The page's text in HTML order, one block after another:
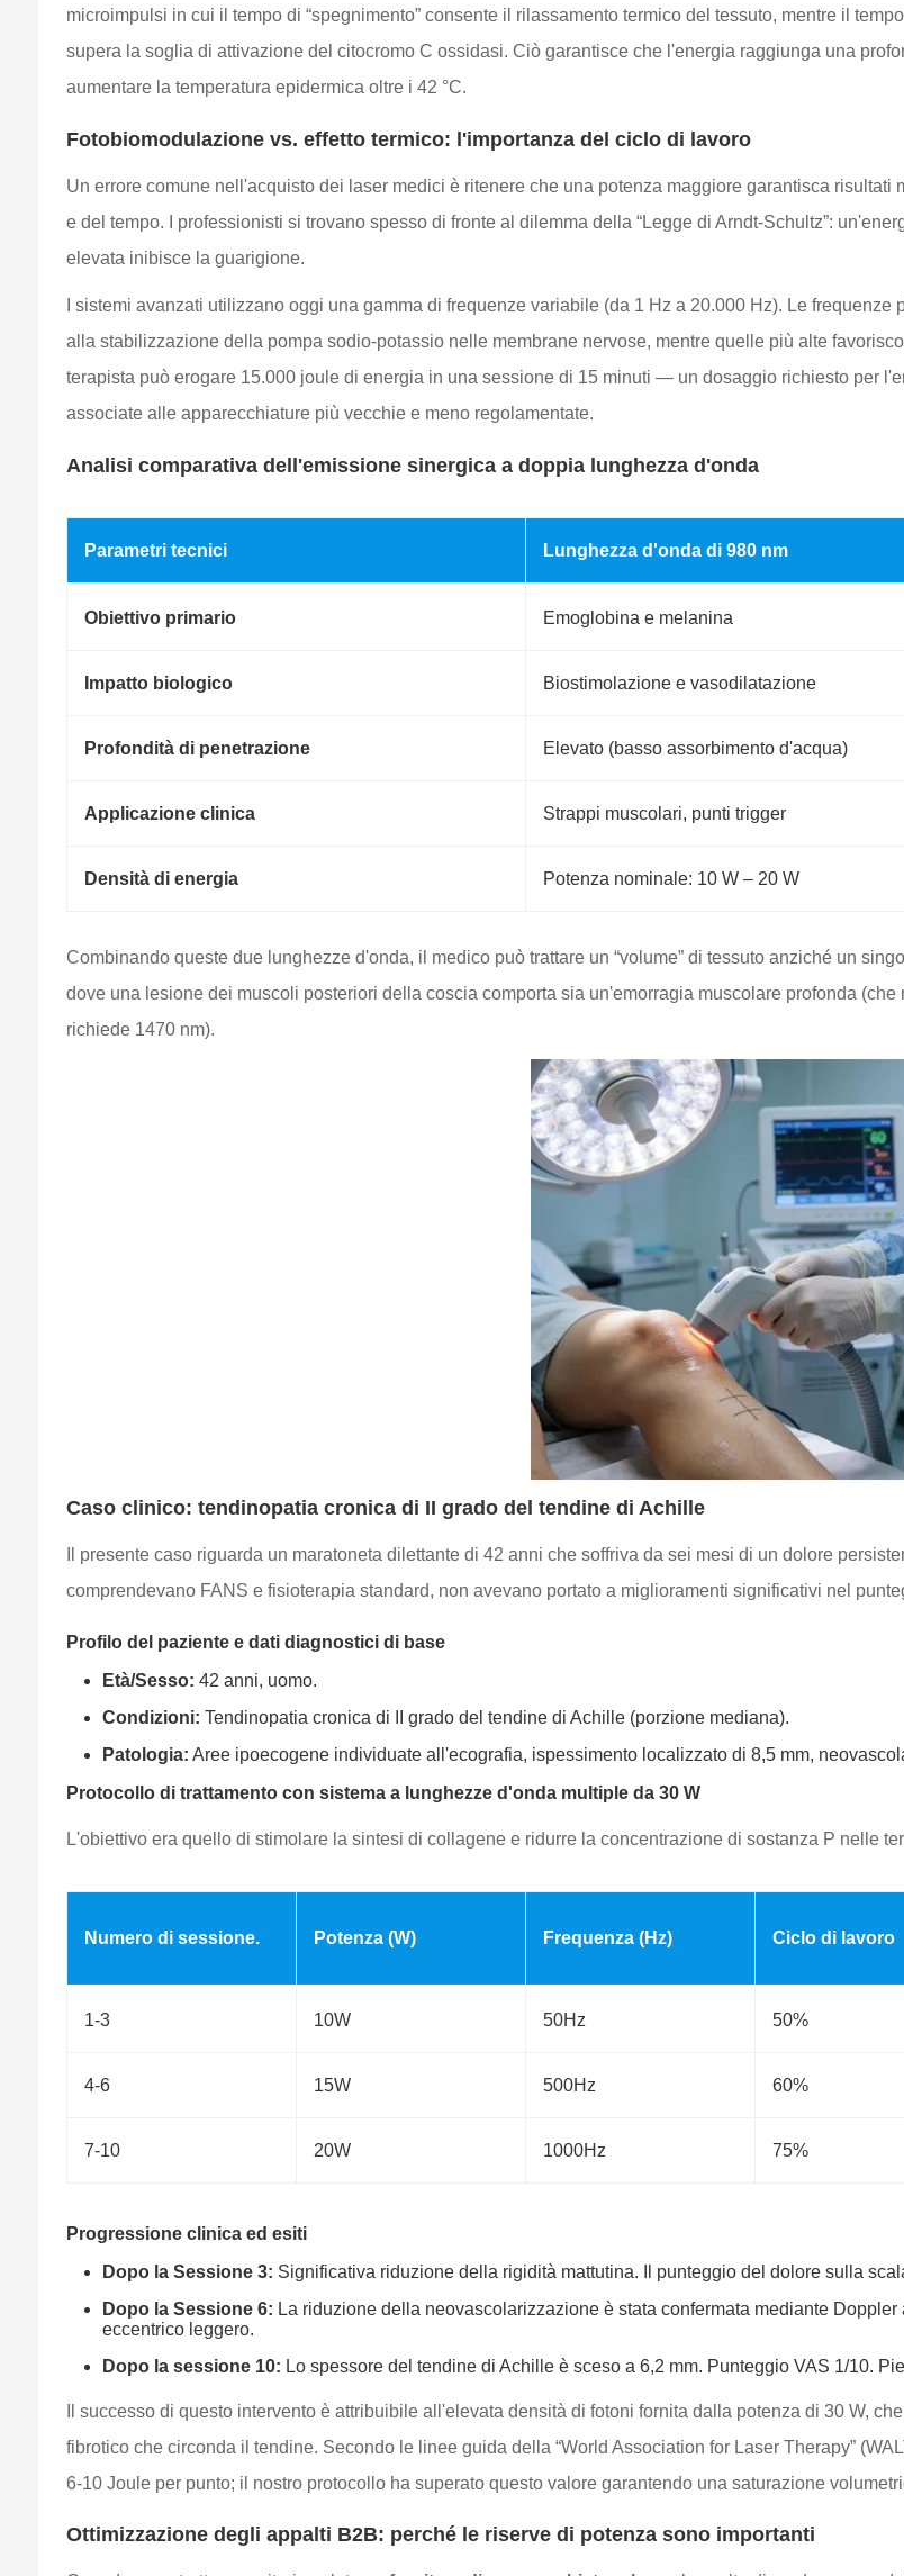
microimpulsi in cui il tempo di “spegnimento” consente il rilassamento termico del tessuto, mentre il
supera la soglia di attivazione del citocromo C ossidasi. Ciò garantisce che l'energia raggiunga una
aumentare la temperatura epidermica oltre i 42 °C.
Fotobiomodulazione vs. effetto termico: l'importanza del ciclo di lavoro
Un errore comune nell'acquisto dei laser medici è ritenere che una potenza maggiore garantisca
e del tempo. I professionisti si trovano spesso di fronte al dilemma della “Legge di Arndt-Schultz”:
elevata inibisce la guarigione.
I sistemi avanzati utilizzano oggi una gamma di frequenze variabile (da 1 Hz a 20.000 Hz). Le
alla stabilizzazione della pompa sodio-potassio nelle membrane nervose, mentre quelle più alte
terapista può erogare 15.000 joule di energia in una sessione di 15 minuti — un dosaggio richiesto per
associate alle apparecchiature più vecchie e meno regolamentate.
Analisi comparativa dell'emissione sinergica a doppia lunghezza d'onda
Parametri tecnici Lunghezza d'onda di 980 nm
Obiettivo primario Emoglobina e melanina
Impatto biologico Biostimolazione e vasodilatazione
Profondità di penetrazione Elevato (basso assorbimento d'acqua)
Applicazione clinica Strappi muscolari, punti trigger
Densità di energia Potenza nominale: 10 W – 20 W
Combinando queste due lunghezze d'onda, il medico può trattare un “volume” di tessuto anziché un
dove una lesione dei muscoli posteriori della coscia comporta sia un'emorragia muscolare profonda
richiede 1470 nm).
Caso clinico: tendinopatia cronica di II grado del tendine di Achille
Il presente caso riguarda un maratoneta dilettante di 42 anni che soffriva da sei mesi di un dolore
comprendevano FANS e fisioterapia standard, non avevano portato a miglioramenti significativi nel
Profilo del paziente e dati diagnostici di base
Età/Sesso: 42 anni, uomo.
Condizioni: Tendinopatia cronica di II grado del tendine di Achille (porzione mediana).
Patologia: Aree ipoecogene individuate all'ecografia, ispessimento localizzato di 8,5 mm,
Protocollo di trattamento con sistema a lunghezze d'onda multiple da 30 W
L'obiettivo era quello di stimolare la sintesi di collagene e ridurre la concentrazione di sostanza P nelle
Numero di sessione. Potenza (W) Frequenza (Hz) Ciclo di lavoro
1-3 10W 50Hz 50%
4-6 15W 500Hz 60%
7-10 20W 1000Hz 75%
Progressione clinica ed esiti
Dopo la Sessione 3: Significativa riduzione della rigidità mattutina. Il punteggio del dolore sulla
Dopo la Sessione 6: La riduzione della neovascolarizzazione è stata confermata mediante
eccentrico leggero.
Dopo la sessione 10: Lo spessore del tendine di Achille è sceso a 6,2 mm. Punteggio VAS 1/10.
Il successo di questo intervento è attribuibile all'elevata densità di fotoni fornita dalla potenza di 30 W,
fibrotico che circonda il tendine. Secondo le linee guida della “World Association for Laser Therapy”
6-10 Joule per punto; il nostro protocollo ha superato questo valore garantendo una saturazione
Ottimizzazione degli appalti B2B: perché le riserve di potenza sono importanti